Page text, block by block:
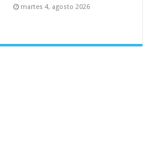
martes 4, agosto 2026